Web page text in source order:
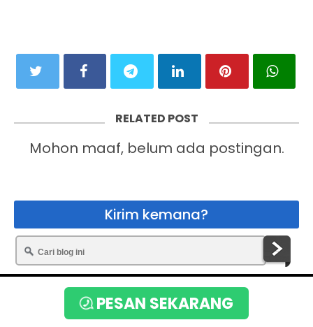
RELATED POST
Mohon maaf, belum ada postingan.
Kirim kemana?
Copyright © 2020
By:www.flower.web.id
PESAN SEKARANG